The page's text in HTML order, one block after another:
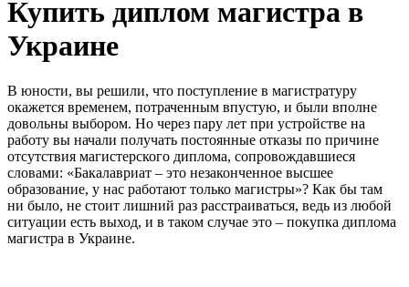
Купить диплом магистра в
Украине
В юности, вы решили, что поступление в магистратуру
окажется временем, потраченным впустую, и были вполне
довольны выбором. Но через пару лет при устройстве на
работу вы начали получать постоянные отказы по причине
отсутствия магистерского диплома, сопровождавшиеся
словами: «Бакалавриат – это незаконченное высшее
образование, у нас работают только магистры»? Как бы там
ни было, не стоит лишний раз расстраиваться, ведь из любой
ситуации есть выход, и в таком случае это – покупка диплома
магистра в Украине.